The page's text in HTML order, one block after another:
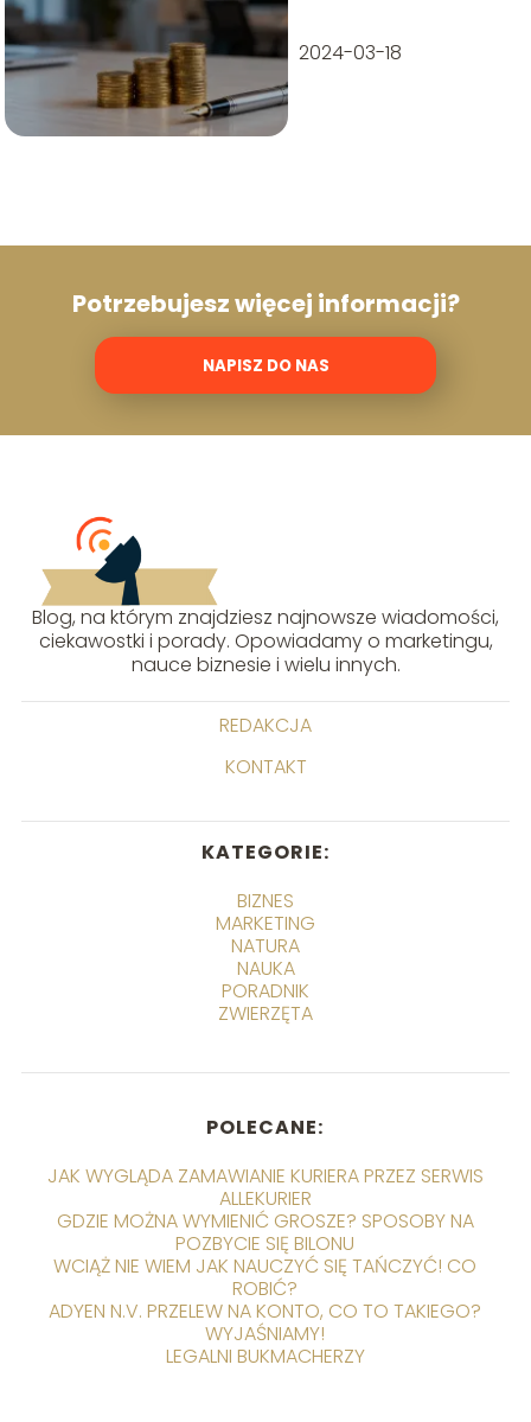
2024-03-18
Potrzebujesz więcej informacji?
NAPISZ DO NAS
Blog, na którym znajdziesz najnowsze wiadomości,
ciekawostki i porady. Opowiadamy o marketingu,
nauce biznesie i wielu innych.
REDAKCJA
KONTAKT
KATEGORIE:
BIZNES
MARKETING
NATURA
NAUKA
PORADNIK
ZWIERZĘTA
POLECANE:
JAK WYGLĄDA ZAMAWIANIE KURIERA PRZEZ SERWIS
ALLEKURIER
GDZIE MOŻNA WYMIENIĆ GROSZE? SPOSOBY NA
POZBYCIE SIĘ BILONU
WCIĄŻ NIE WIEM JAK NAUCZYĆ SIĘ TAŃCZYĆ! CO
ROBIĆ?
ADYEN N.V. PRZELEW NA KONTO, CO TO TAKIEGO?
WYJAŚNIAMY!
LEGALNI BUKMACHERZY